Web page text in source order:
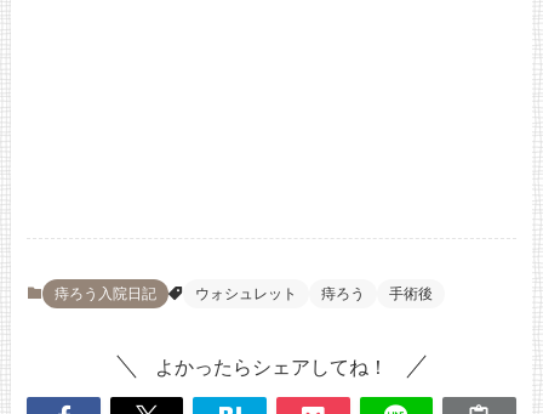
痔ろう入院日記 ウォシュレット 痔ろう 手術後
よかったらシェアしてね！